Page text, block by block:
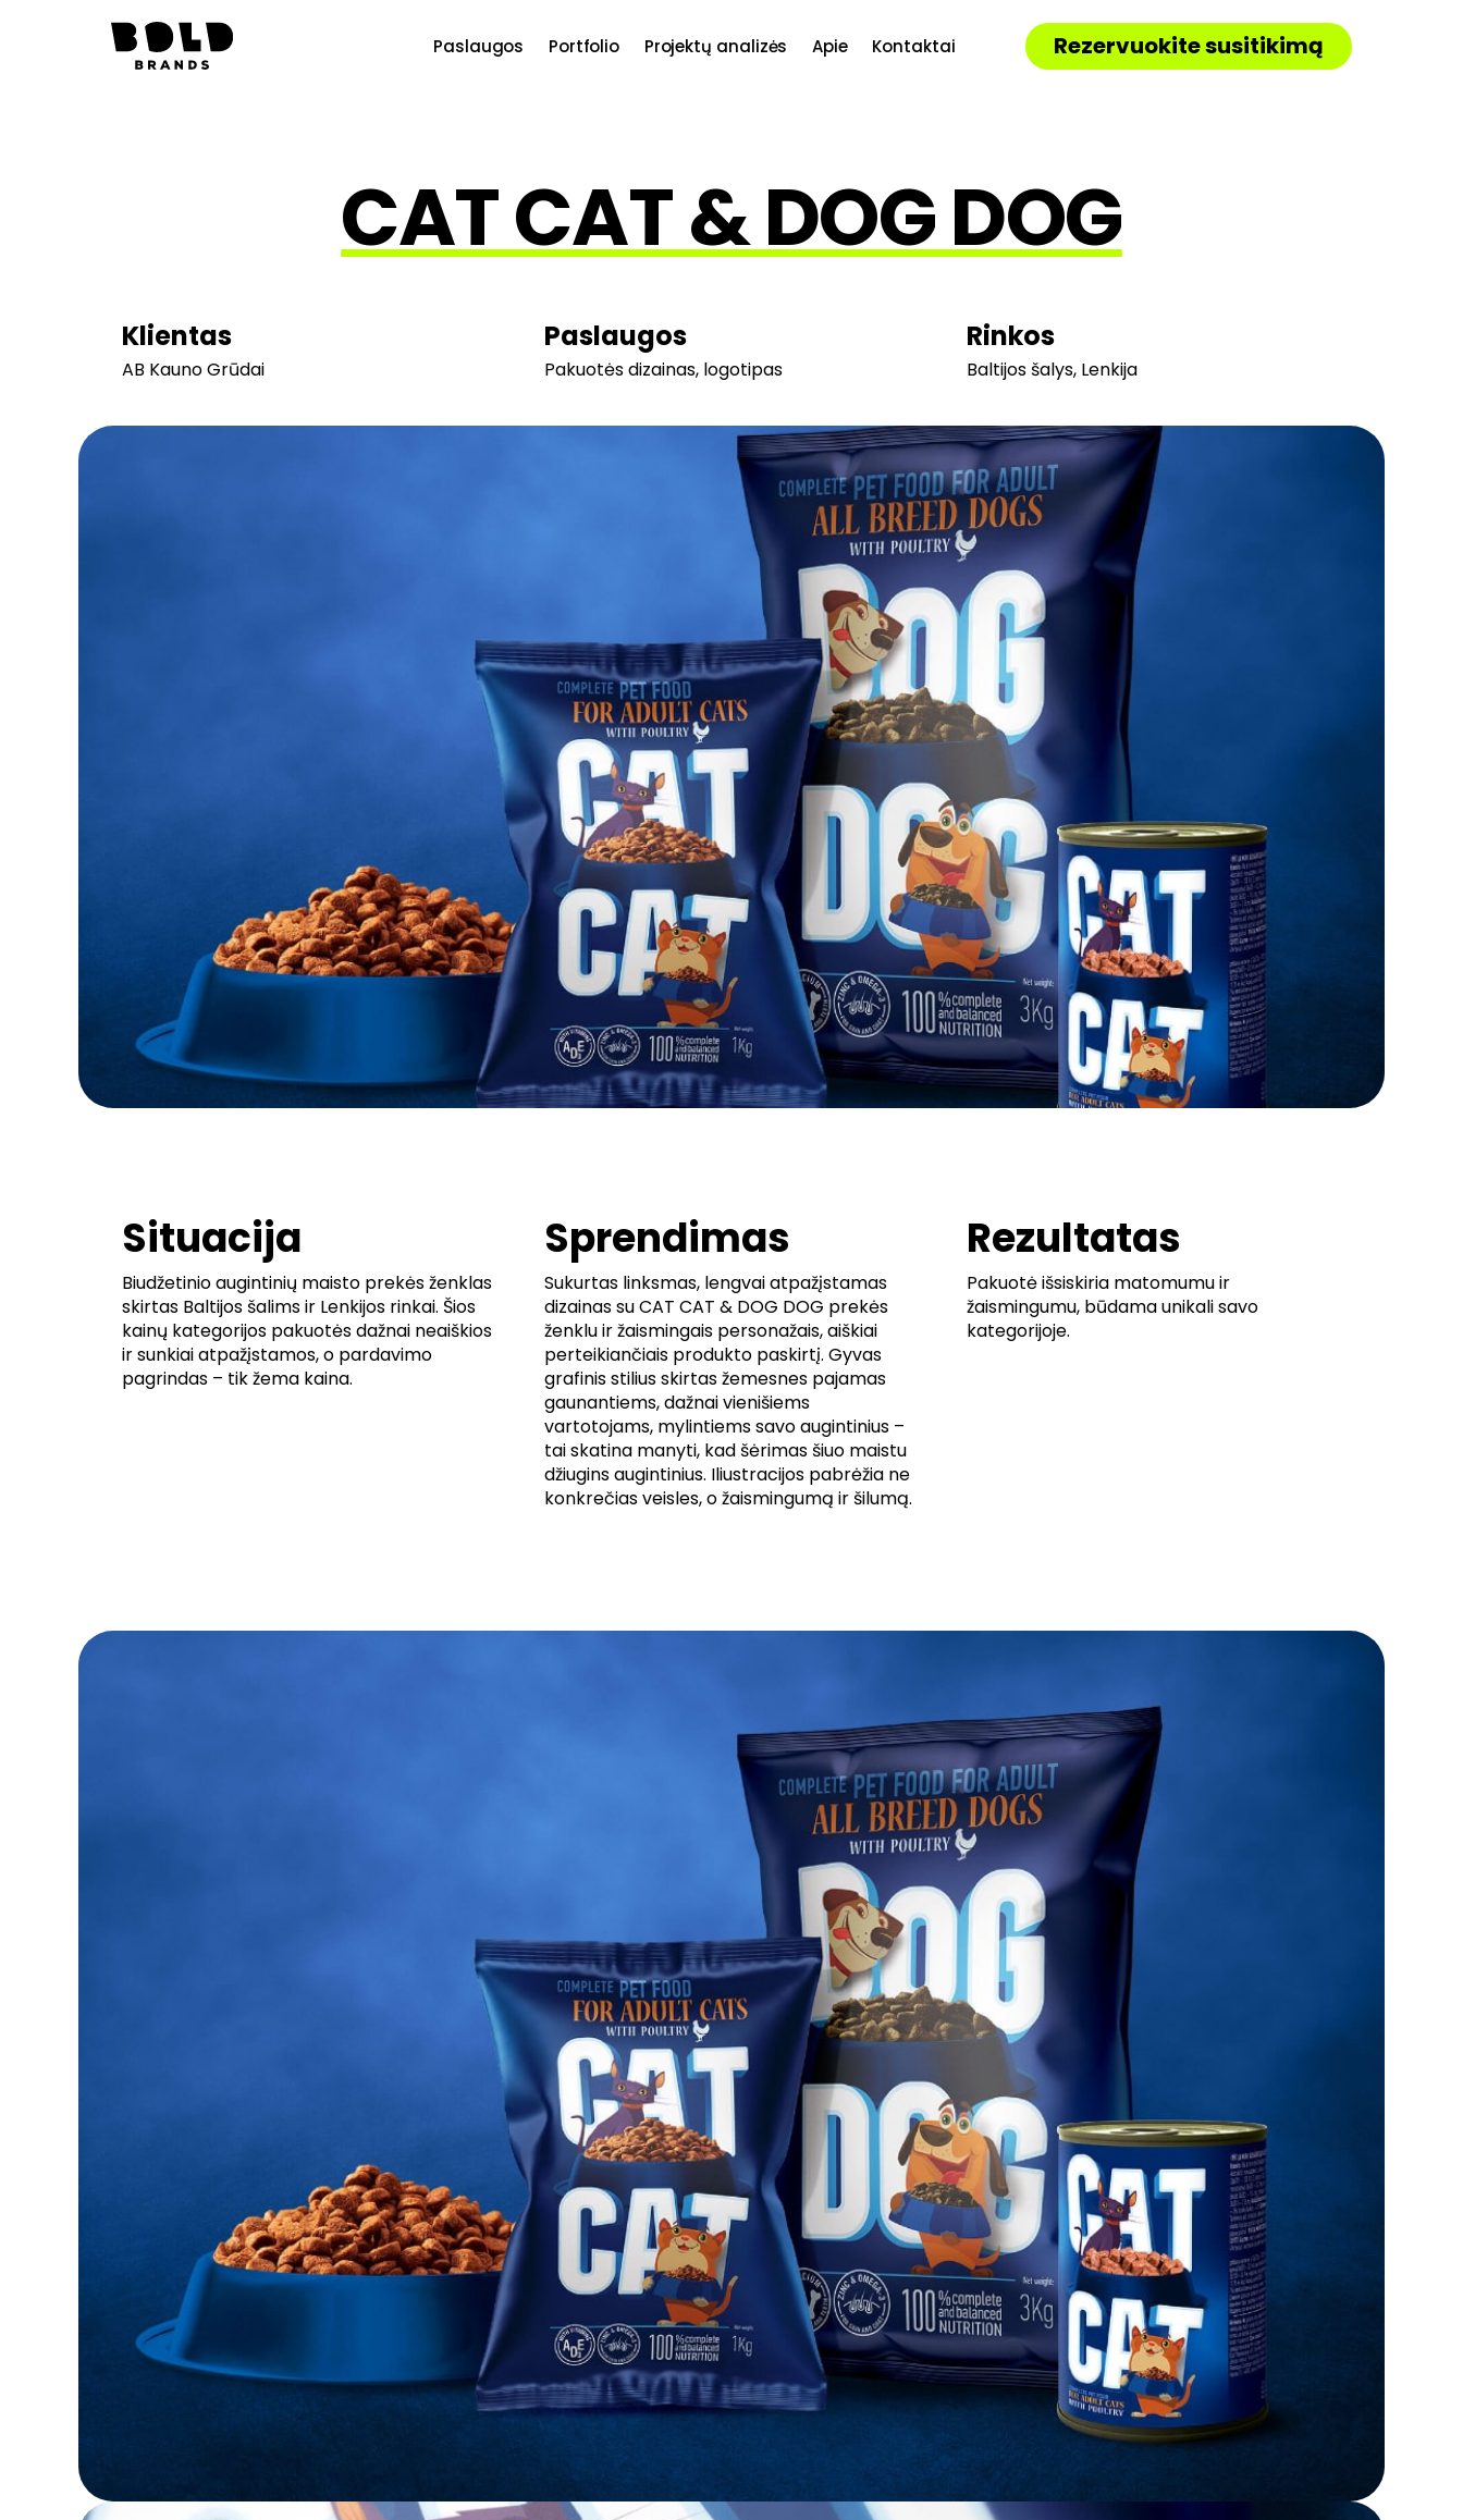
Paslaugos Portfolio Projektų analizės Apie Kontaktai Rezervuokite susitikimą
CAT CAT & DOG DOG
Klientas
AB Kauno Grūdai
Paslaugos
Pakuotės dizainas, logotipas
Rinkos
Baltijos šalys, Lenkija
Situacija
Biudžetinio augintinių maisto prekės ženklas
skirtas Baltijos šalims ir Lenkijos rinkai. Šios
kainų kategorijos pakuotės dažnai neaiškios
ir sunkiai atpažįstamos, o pardavimo
pagrindas – tik žema kaina.
Sprendimas
Sukurtas linksmas, lengvai atpažįstamas
dizainas su CAT CAT & DOG DOG prekės
ženklu ir žaismingais personažais, aiškiai
perteikiančiais produkto paskirtį. Gyvas
grafinis stilius skirtas žemesnes pajamas
gaunantiems, dažnai vienišiems
vartotojams, mylintiems savo augintinius –
tai skatina manyti, kad šėrimas šiuo maistu
džiugins augintinius. Iliustracijos pabrėžia ne
konkrečias veisles, o žaismingumą ir šilumą.
Rezultatas
Pakuotė išsiskiria matomumu ir
žaismingumu, būdama unikali savo
kategorijoje.